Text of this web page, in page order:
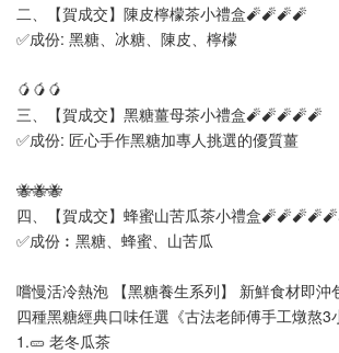
二、【賀成交】陳皮檸檬茶小禮盒🧨🧨🧨🧨
✅成份: 黑糖、冰糖、陳皮、檸檬
🥭🥭🥭
三、【賀成交】黑糖薑母茶小禮盒🧨🧨🧨🧨🧨
✅成份: 匠心手作黑糖加專人挑選的優質薑
🐝🐝🐝
四、【賀成交】蜂蜜山苦瓜茶小禮盒
✅成份︰黑糖、蜂蜜、山苦瓜
嚐慢活冷熱泡 【黑糖養生系列】 新鮮食材即沖
四種黑糖經典口味任選《古法老師傅手工燉熬3
1.🥒 老冬瓜茶